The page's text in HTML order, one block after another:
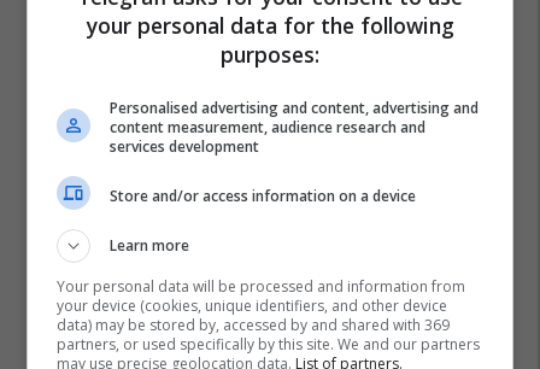
your personal data for the following
purposes:
Personalised advertising and content, advertising and
content measurement, audience research and
services development
Store and/or access information on a device
Learn more
Your personal data will be processed and information from
your device (cookies, unique identifiers, and other device
data) may be stored by, accessed by and shared with 369
partners, or used specifically by this site. We and our partners
may use precise geolocation data. List of partners.